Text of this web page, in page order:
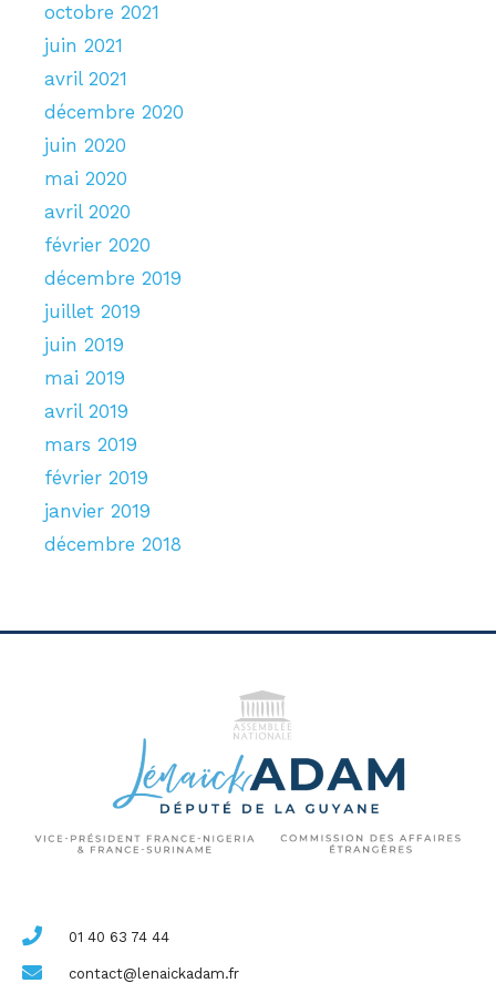
octobre 2021
juin 2021
avril 2021
décembre 2020
juin 2020
mai 2020
avril 2020
février 2020
décembre 2019
juillet 2019
juin 2019
mai 2019
avril 2019
mars 2019
février 2019
janvier 2019
décembre 2018
01 40 63 74 44
contact@lenaickadam.fr